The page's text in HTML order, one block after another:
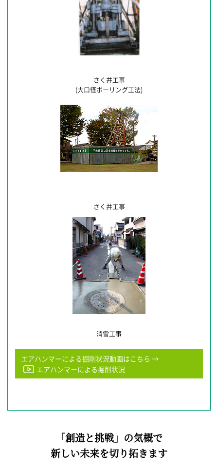
さく井工事
(大口径ボーリング工法)
さく井工事
消雪工事
エアハンマーによる掘削状況動画はこちら →
エアハンマーによる掘削状況
「創造と挑戦」の気概で
新しい未来を切り拓きます